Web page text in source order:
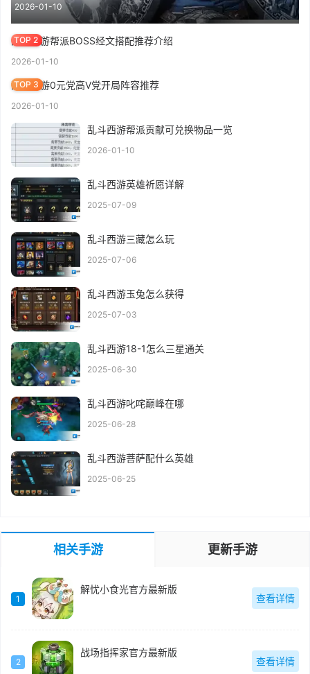
2026-01-10
乱斗西游帮派BOSS经文搭配推荐介绍
2026-01-10
乱斗西游0元党高V党开局阵容推荐
2026-01-10
乱斗西游帮派贡献可兑换物品一览
2026-01-10
乱斗西游英雄祈愿详解
2025-07-09
乱斗西游三藏怎么玩
2025-07-06
乱斗西游玉兔怎么获得
2025-07-03
乱斗西游18-1怎么三星通关
2025-06-30
乱斗西游叱咤巅峰在哪
2025-06-28
乱斗西游菩萨配什么英雄
2025-06-25
相关手游 更新手游
1
解忧小食光官方最新版
查看详情
2
战场指挥家官方最新版
查看详情